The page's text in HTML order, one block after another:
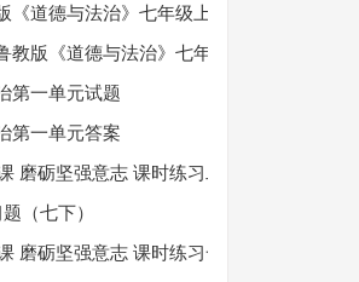
《道德与法治》七年级上册单元测试：第
教版《道德与法治》七年级上册单元测试
第一单元试题
第一单元答案
磨砺坚强意志 课时练习二
（七下）
磨砺坚强意志 课时练习一